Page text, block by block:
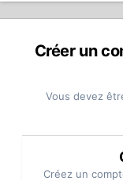
Créer un
Vous devez
Créez un